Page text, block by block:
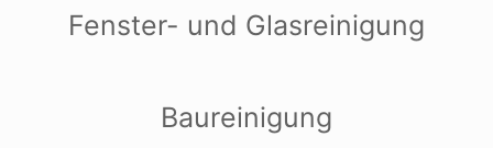
Fenster- und Glasreinigung
Baureinigung